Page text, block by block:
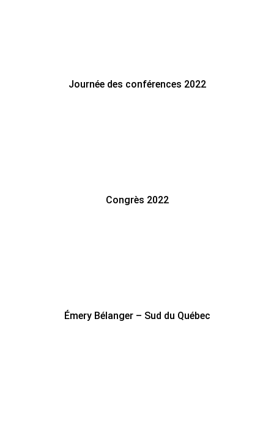
Journée des conférences 2022
Congrès 2022
Émery Bélanger – Sud du Québec